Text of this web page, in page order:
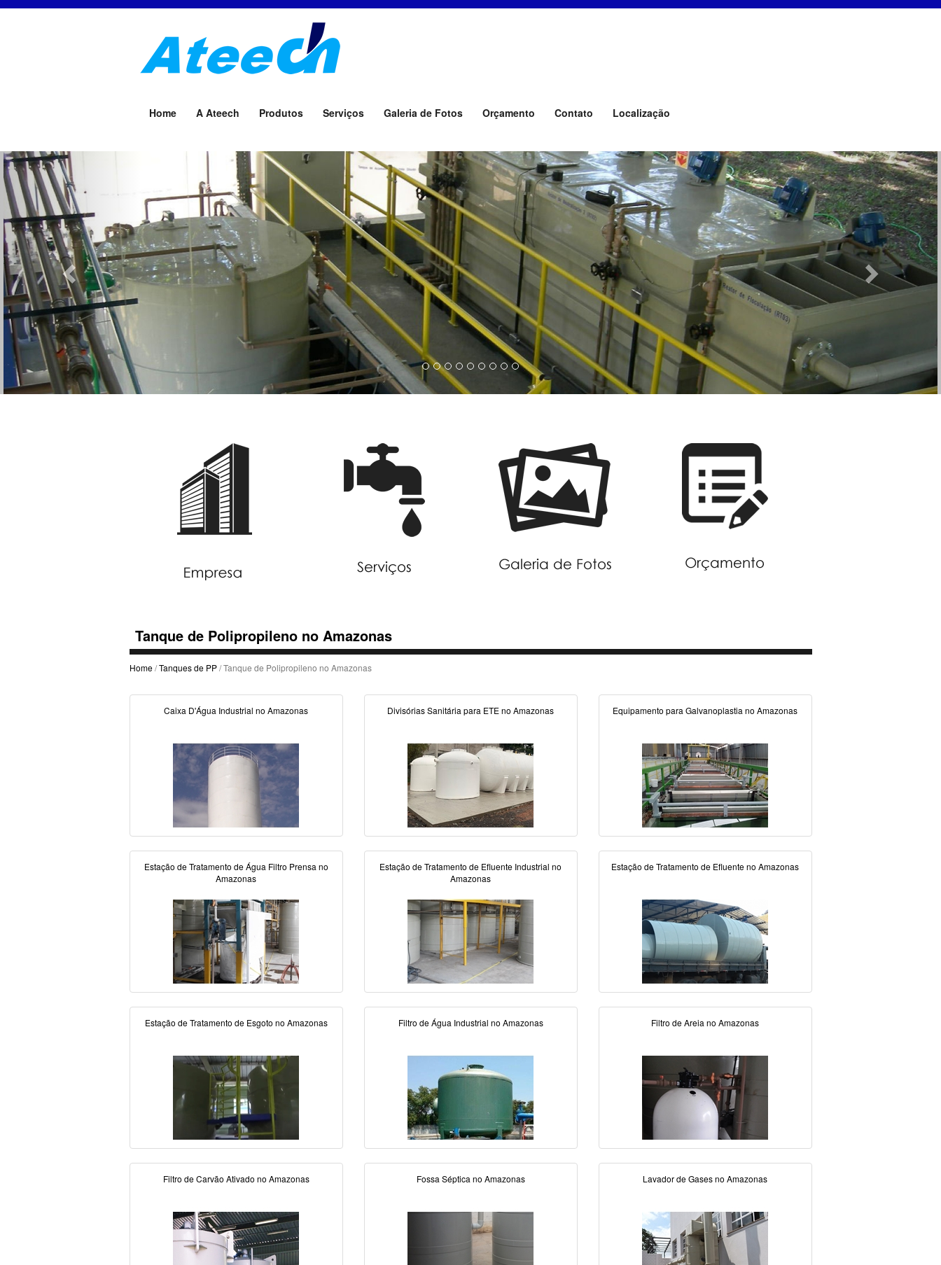
Home A Ateech Produtos Serviços Galeria de Fotos Orçamento Contato Localização
Previous Next
Tanque de Polipropileno no Amazonas
Home/Tanques de PP/ Tanque de Polipropileno no Amazonas
Caixa D'Água Industrial no Amazonas Divisórias Sanitária para ETE no Amazonas Equipamento para Galvanoplastia no Amazonas
Estação de Tratamento de Água Filtro Prensa no
Amazonas
Estação de Tratamento de Efluente Industrial no
Amazonas
Estação de Tratamento de Efluente no Amazonas
Estação de Tratamento de Esgoto no Amazonas Filtro de Água Industrial no Amazonas Filtro de Areia no Amazonas
Filtro de Carvão Ativado no Amazonas Fossa Séptica no Amazonas Lavador de Gases no Amazonas